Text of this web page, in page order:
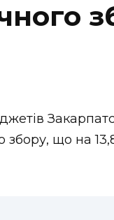
що на